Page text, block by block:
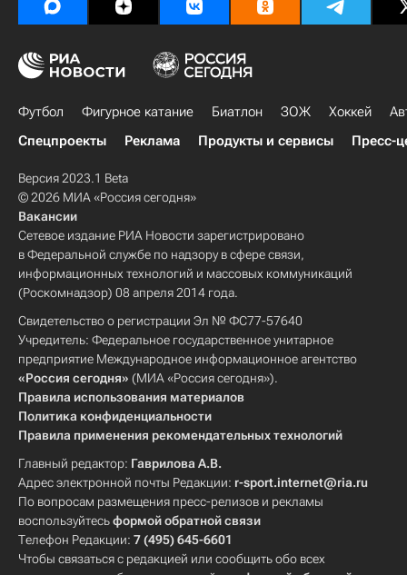
Футбол Фигурное катание Биатлон ЗОЖ Хоккей
Спецпроекты
Реклама Продукты и сервисы Пресс-
Версия 2023.1 Beta
© 2026 МИА «Россия сегодня»
Вакансии
Сетевое издание РИА Новости зарегистрировано
в Федеральной службе по надзору в сфере связи,
информационных технологий и массовых коммуникаций
(Роскомнадзор) 08 апреля 2014 года.
Свидетельство о регистрации Эл № ФС77-57640
Учредитель: Федеральное государственное унитарное
предприятие Международное информационное агентство
«Россия сегодня» (МИА «Россия сегодня»).
Правила использования материалов
Политика конфиденциальности
Правила применения рекомендательных технологий
Главный редактор: Гаврилова А.В.
Адрес электронной почты Редакции: r-sport.internet@ria.ru
По вопросам размещения пресс-релизов и рекламы
воспользуйтесьформой обратной связи
Телефон Редакции: 7 (495) 645-6601
Чтобы связаться с редакцией или сообщить обо всех